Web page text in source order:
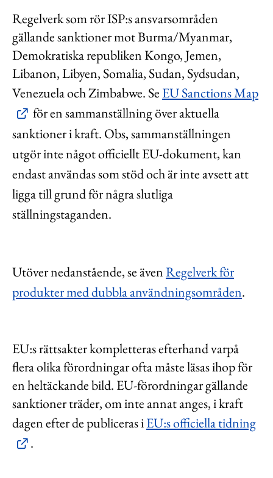
Kontakt
Lediga jobb
Kundwebben
In English
Regelverk som rör ISP:s ansvarsområden
gällande sanktioner mot Burma/Myanmar,
Demokratiska republiken Kongo, Jemen,
Libanon, Libyen, Somalia, Sudan, Sydsudan,
Venezuela och Zimbabwe. Se EU Sanctions Map
för ensammanställning över aktuella
sanktioner i kraft. Obs, sammanställningen
utgör inte något officiellt EU-dokument, kan
endast användas som stöd och är inte avsett att
ligga till grund för några slutliga
ställningstaganden.
Utöver nedanstående, se ävenRegelverk för
produkter med dubbla användningsområden.
EU:s rättsakter kompletteras efterhand varpå
flera olika förordningar ofta måste läsas ihop för
en heltäckande bild. EU-förordningar gällande
sanktioner träder, om inte annat anges, i kraft
dagen efter de publiceras iEU:s officiella tidning
.